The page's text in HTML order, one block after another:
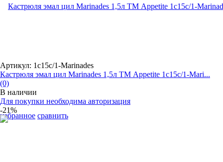
избранное сравнить
Артикул: 1с15с/1-Marinades
Кастрюля эмал цил Marinades 1,5л ТМ Appetite 1с15с/1-Mari...
(0)
В наличии
Для покупки необходима авторизация
-21%